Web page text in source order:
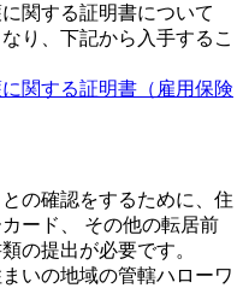
関する証明書について
り、下記から入手するこ
関する証明書（雇用保険
の確認をするために、住
ード、 その他の転居前
の提出が必要です。
いの地域の管轄ハローワ